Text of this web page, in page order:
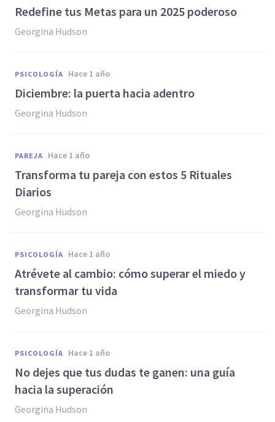
Redefine tus Metas para un 2025 poderoso
Georgina Hudson
PSICOLOGÍA hace 1 año
Diciembre: la puerta hacia adentro
Georgina Hudson
PAREJA hace 1 año
Transforma tu pareja con estos 5 Rituales
Diarios
Georgina Hudson
PSICOLOGÍA hace 1 año
Atrévete al cambio: cómo superar el miedo y
transformar tu vida
Georgina Hudson
PSICOLOGÍA hace 1 año
No dejes que tus dudas te ganen: una guía
hacia la superación
Georgina Hudson